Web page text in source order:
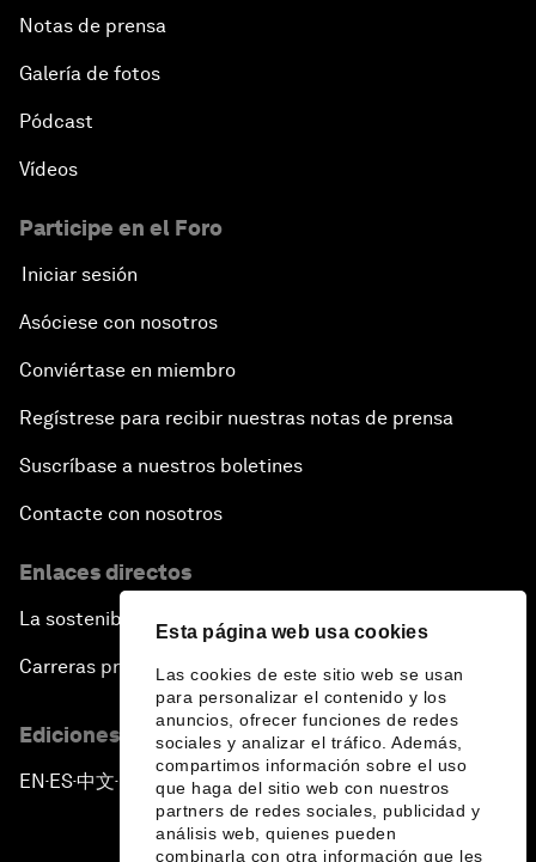
Esta página web usa cookies
Las cookies de este sitio web se usan
para personalizar el contenido y los
anuncios, ofrecer funciones de redes
sociales y analizar el tráfico. Además,
compartimos información sobre el uso
que haga del sitio web con nuestros
partners de redes sociales, publicidad y
análisis web, quienes pueden
combinarla con otra información que les
Notas de prensa
Galería de fotos
Pódcast
Vídeos
Participe en el Foro
Iniciar sesión
Asóciese con nosotros
Conviértase en miembro
Regístrese para recibir nuestras notas de prensa
Suscríbase a nuestros boletines
Contacte con nosotros
Enlaces directos
La sostenibilidad en el Foro
Carreras profesionales
Ediciones en otros idiomas
EN ▪ ES▪中文▪ 日本語